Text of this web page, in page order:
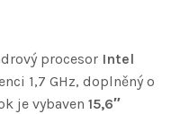
procesor Intel
1,7 GHz, doplněný o
je vybaven 15,6″